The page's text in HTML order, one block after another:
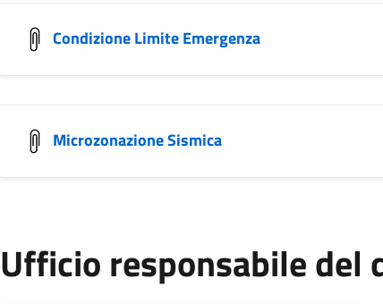
Condizione Limite Emergenza
Microzonazione Sismica
Ufficio responsabile del